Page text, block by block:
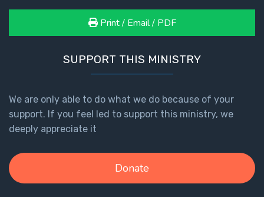
Print / Email / PDF
SUPPORT THIS MINISTRY
We are only able to do what we do because of your
support. If you feel led to support this ministry, we
deeply appreciate it
Donate